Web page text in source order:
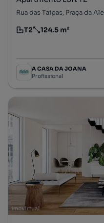
Tipologia
T2
Preço por metro quadrado
124.5 m²
A CASA DA JOANA
Profissional